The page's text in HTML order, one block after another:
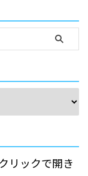
リックで開き